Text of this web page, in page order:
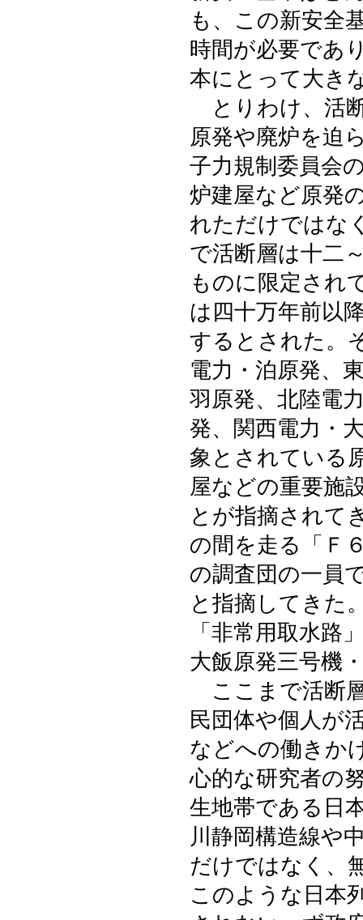
も、この新安全
時間が必要であ
本にとって大き
とりわけ、活
原発や廃炉を迫
子力規制委員会
炉建屋など原発
れただけではな
で活断層は十二
ものに限定され
は四十万年前以
するとされた。
電力・泊原発、
羽原発、北陸電
発、関西電力・
象とされている
屋などの重要施
とが指摘されて
の間を走る「Ｆ
の調査団の一員
と指摘してきた
「非常用取水路
大飯原発三号機
ここまで活断
民団体や個人が
などへの働きか
心的な研究者の
生地帯である日
川静岡構造線や
だけではなく、
このような日本